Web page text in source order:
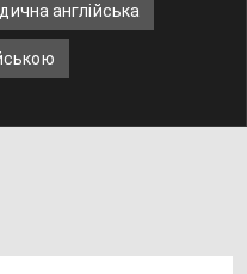
англійська